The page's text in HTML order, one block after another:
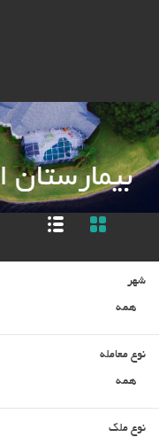
شهر
همه
نوع معامله
همه
نوع ملک